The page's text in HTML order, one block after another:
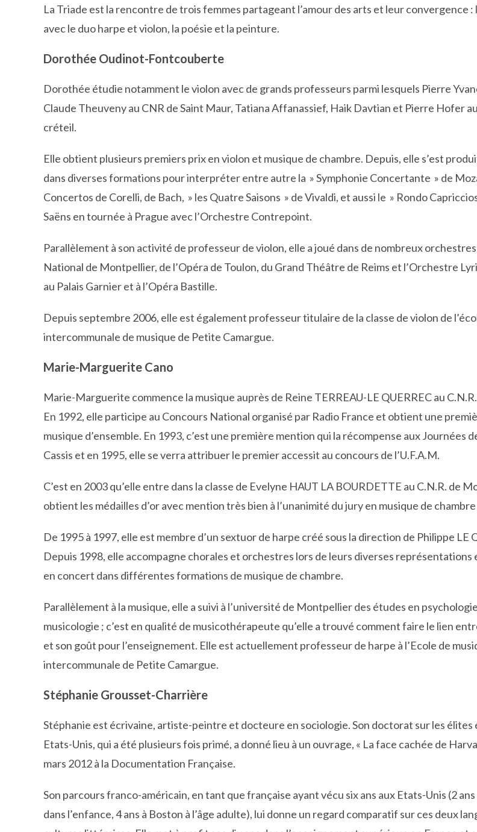
La Triade est la rencontre de trois femmes partageant l’amour des arts et leur convergence :
avec le duo harpe et violon, la poésie et la peinture.
Dorothée Oudinot-Fontcouberte
Dorothée étudie notamment le violon avec de grands professeurs parmi lesquels Pierre
Claude Theuveny au CNR de Saint Maur, Tatiana Affanassief, Haik Davtian et Pierre Hofer
créteil.
Elle obtient plusieurs premiers prix en violon et musique de chambre. Depuis, elle s’est
dans diverses formations pour interpréter entre autre la » Symphonie Concertante » de
Concertos de Corelli, de Bach, » les Quatre Saisons » de Vivaldi, et aussi le » Rondo
Saëns en tournée à Prague avec l’Orchestre Contrepoint.
​Parallèlement à son activité de professeur de violon, elle a joué dans de nombreux
National de Montpellier, de l’Opéra de Toulon, du Grand Théâtre de Reims et l’Orchestre
au Palais Garnier et à l’Opéra Bastille.
​Depuis septembre 2006, elle est également professeur titulaire de la classe de violon de
intercommunale de musique de Petite Camargue.
Marie-Marguerite Cano
Marie-Marguerite commence la musique auprès de Reine TERREAU-LE QUERREC au
En 1992, elle participe au Concours National organisé par Radio France et obtient une
musique d’ensemble. En 1993, c’est une première mention qui la récompense aux Journées
Cassis et en 1995, elle se verra attribuer le premier accessit au concours de l’U.F.A.M.
C’est en 2003 qu’elle entre dans la classe de Evelyne HAUT LA BOURDETTE au C.N.R. de
obtient les médailles d’or avec mention très bien à l’unanimité du jury en musique de
​De 1995 à 1997, elle est membre d’un sextuor de harpe créé sous la direction de Philippe LE
Depuis 1998, elle accompagne chorales et orchestres lors de leurs diverses représentations
en concert dans différentes formations de musique de chambre.
Parallèlement à la musique, elle a suivi à l’université de Montpellier des études en
musicologie ; c’est en qualité de musicothérapeute qu’elle a trouvé comment faire le lien
et son goût pour l’enseignement. Elle est actuellement professeur de harpe à l’Ecole de
intercommunale de Petite Camargue.
Stéphanie Grousset-Charrière
Stéphanie est écrivaine, artiste-peintre et docteure en sociologie. Son doctorat sur les élites
Etats-Unis, qui a été plusieurs fois primé, a donné lieu à un ouvrage, « La face cachée de
mars 2012 à la Documentation Française.
Son parcours franco-américain, en tant que française ayant vécu six ans aux Etats-Unis (2
dans l’enfance, 4 ans à Boston à l’âge adulte), lui donne un regard comparatif sur ces deux